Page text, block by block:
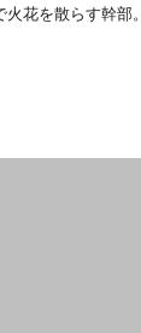
花を散らす幹部。